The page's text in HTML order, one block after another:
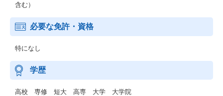
含む）
必要な免許・資格
特になし
学歴
高校 専修 短大 高専 大学 大学院